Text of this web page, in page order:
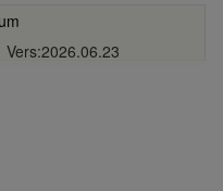
Vers:2026.06.23